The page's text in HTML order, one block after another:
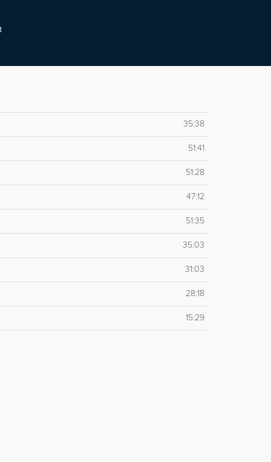
35:38
51:41
51:28
47:12
51:35
35:03
31:03
28:18
15:29